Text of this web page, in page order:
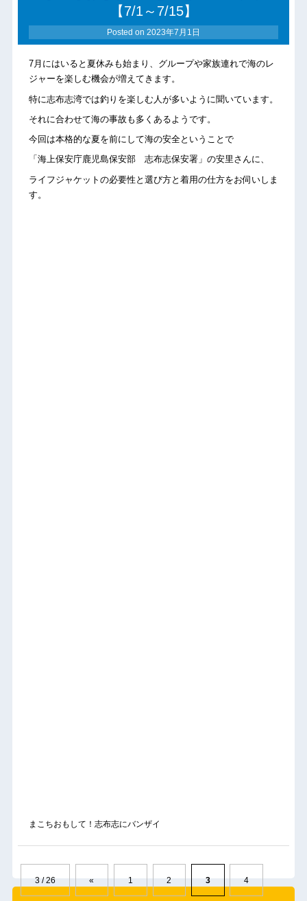
【7/1～7/15】
Posted on 2023年7月1日
7月にはいると夏休みも始まり、グループや家族連れで海のレ
ジャーを楽しむ機会が増えてきます。
特に志布志湾では釣りを楽しむ人が多いように聞いています。
それに合わせて海の事故も多くあるようです。
今回は本格的な夏を前にして海の安全ということで
「海上保安庁鹿児島保安部 志布志保安署」の安里さんに、
ライフジャケットの必要性と選び方と着用の仕方をお伺いしま
す。
まこちおもして！志布志にバンザイ
3 / 26 « 1 2 3 4